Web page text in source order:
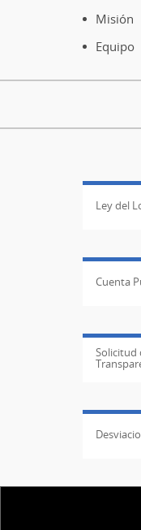
Misión
Equipo
Ley del
Cuenta
Solicitud